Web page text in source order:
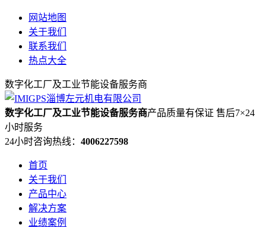
网站地图
关于我们
联系我们
热点大全
数字化工厂及工业节能设备服务商
数字化工厂及工业节能设备服务商产品质量有保证 售后7×24
小时服务
24小时咨询热线： 4006227598
首页
关于我们
产品中心
解决方案
业绩案例